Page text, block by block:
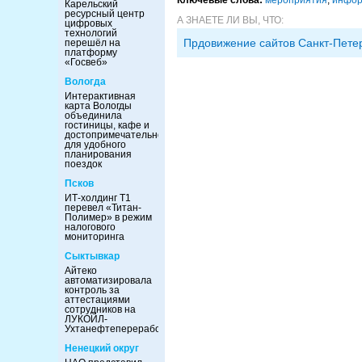
Карельский
ресурсный центр
цифровых
технологий
перешёл на
платформу
«Госвеб»
Вологда
Интерактивная
карта Вологды
объединила
гостиницы, кафе и
достопримечательности
для удобного
планирования
поездок
Псков
ИТ-холдинг Т1
перевел «Титан-
Полимер» в режим
налогового
мониторинга
Сыктывкар
Айтеко
автоматизировала
контроль за
аттестациями
сотрудников на
ЛУКОЙЛ-
Ухтанефтепереработка
Ненецкий округ
А ЗНАЕТЕ ЛИ ВЫ, ЧТО:
Прдовижение сайтов Санкт-